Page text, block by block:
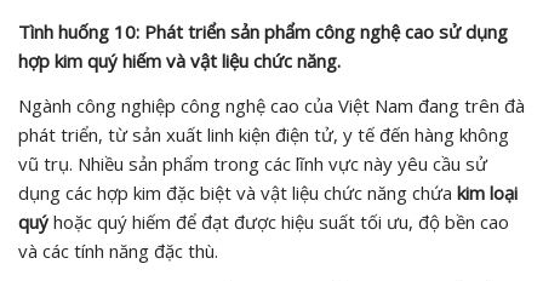
Tình huống 10: Phát triển sản phẩm công nghệ cao sử dụng
hợp kim quý hiếm và vật liệu chức năng.
Ngành công nghiệp công nghệ cao của Việt Nam đang trên đà
phát triển, từ sản xuất linh kiện điện tử, y tế đến hàng không
vũ trụ. Nhiều sản phẩm trong các lĩnh vực này yêu cầu sử
dụng các hợp kim đặc biệt và vật liệu chức năng chứa kim loại
quý hoặc quý hiếm để đạt được hiệu suất tối ưu, độ bền cao
và các tính năng đặc thù.